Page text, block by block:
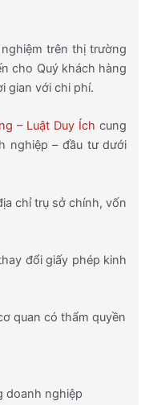
trên thị trường
cho Quý khách hàng
gian với chi phí.
– Luật Duy Ích cung
nghiệp – đầu tư dưới
chỉ trụ sở chính, vốn
đổi giấy phép kinh
quan có thẩm quyền
doanh nghiệp